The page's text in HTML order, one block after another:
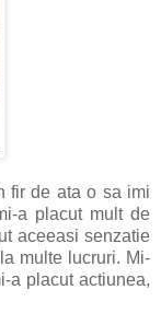
fir de ata o sa imi
a placut mult de
aceeasi senzatie
multe lucruri. Mi-
a placut actiunea,